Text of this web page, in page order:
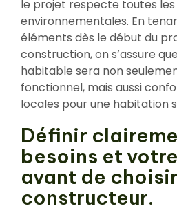
le projet respecte toutes
environnementales. En
éléments dès le début du
construction, on s’assure
habitable sera non
fonctionnel, mais aussi
locales pour une habitation
Définir
besoins et
avant de
constructeur.